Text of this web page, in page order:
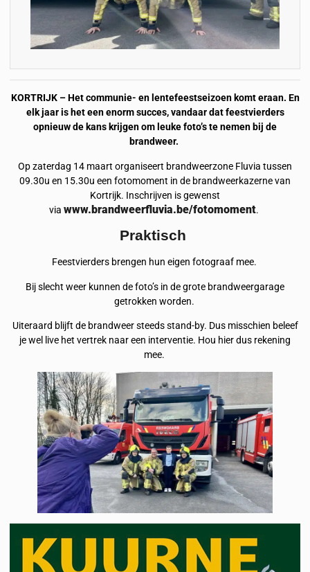
KORTRIJK – Het communie- en lentefeestseizoen komt eraan. En
elk jaar is het een enorm succes, vandaar dat feestvierders
opnieuw de kans krijgen om leuke foto’s te nemen bij de
brandweer.
Op zaterdag 14 maart organiseert brandweerzone Fluvia tussen
09.30u en 15.30u een fotomoment in de brandweerkazerne van
Kortrijk. Inschrijven is gewenst
via www.brandweerfluvia.be/fotomoment.
Praktisch
Feestvierders brengen hun eigen fotograaf mee.
Bij slecht weer kunnen de foto’s in de grote brandweergarage
getrokken worden.
Uiteraard blijft de brandweer steeds stand-by. Dus misschien beleef
je wel live het vertrek naar een interventie. Hou hier dus rekening
mee.